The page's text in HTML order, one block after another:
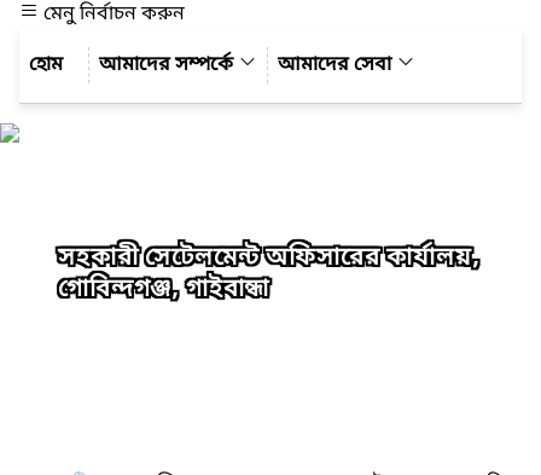
মেনু নির্বাচন করুন
আমাদের সম্পর্কে
আমাদের সেবা
সহকারী সেটেলমেন্ট অফিসারের কার্যালয়,
গোবিন্দগঞ্জ, গাইবান্ধা